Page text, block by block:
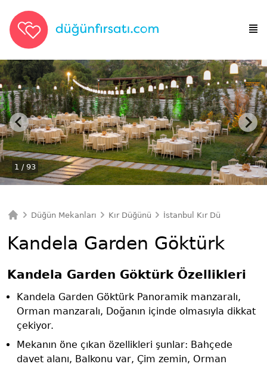
1 / 93
Düğün Mekanları Kır Düğünü İstanbul Kır Düğünü
Kandela Garden Göktürk
Kandela Garden Göktürk Özellikleri
Kandela Garden Göktürk Panoramik manzaralı,
Orman manzaralı, Doğanın içinde olmasıyla dikkat
çekiyor.
Mekanın öne çıkan özellikleri şunlar: Bahçede
davet alanı, Balkonu var, Çim zemin, Orman